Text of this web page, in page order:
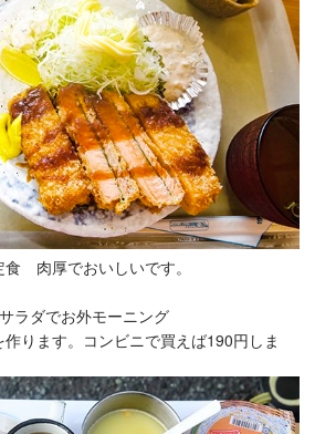
肉厚でおいしいです。
ラダでお外モーニング
ります。コンビニで買えば190円しま